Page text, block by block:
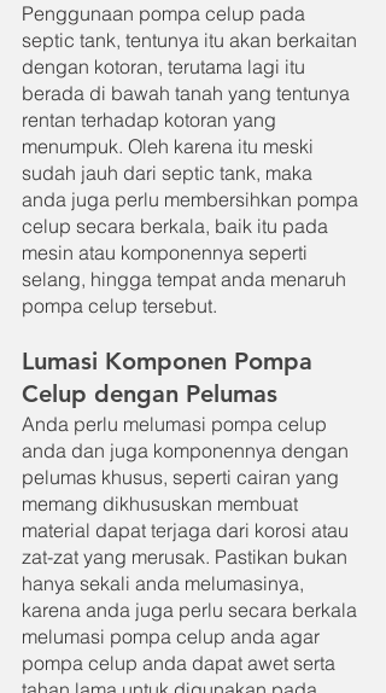
Penggunaan pompa celup pada
septic tank, tentunya itu akan berkaitan
dengan kotoran, terutama lagi itu
berada di bawah tanah yang tentunya
rentan terhadap kotoran yang
menumpuk. Oleh karena itu meski
sudah jauh dari septic tank, maka
anda juga perlu membersihkan pompa
celup secara berkala, baik itu pada
mesin atau komponennya seperti
selang, hingga tempat anda menaruh
pompa celup tersebut.
Lumasi Komponen Pompa
Celup dengan Pelumas
Anda perlu melumasi pompa celup
anda dan juga komponennya dengan
pelumas khusus, seperti cairan yang
memang dikhususkan membuat
material dapat terjaga dari korosi atau
zat-zat yang merusak. Pastikan bukan
hanya sekali anda melumasinya,
karena anda juga perlu secara berkala
melumasi pompa celup anda agar
pompa celup anda dapat awet serta